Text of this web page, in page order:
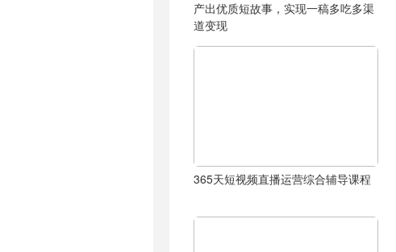
产出优质短故事，实现一稿多吃多渠
道变现
365天短视频直播运营综合辅导课程